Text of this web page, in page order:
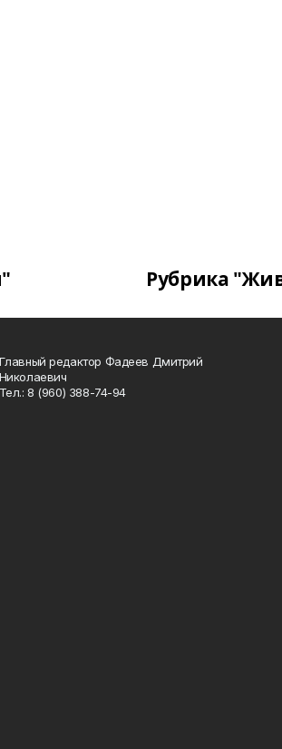
Рубрика
Главный редактор Фадеев Дмитрий
Николаевич
Тел.: 8 (960) 388-74-94